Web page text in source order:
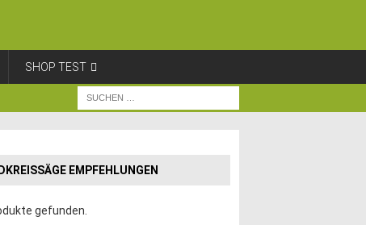
SHOP TEST
EMPFEHLUNGEN
gefunden.